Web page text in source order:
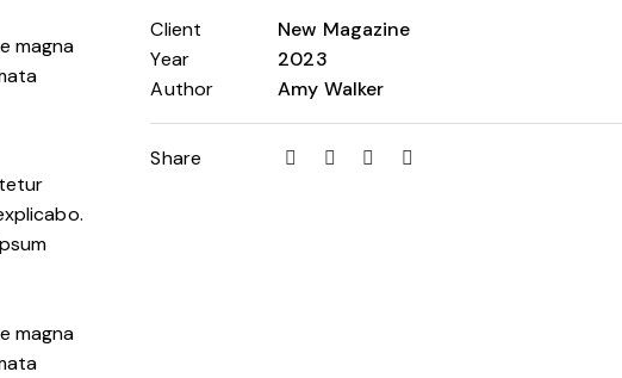
magna
magna
Client
New Magazine
Year
2023
Author
Amy Walker
Share